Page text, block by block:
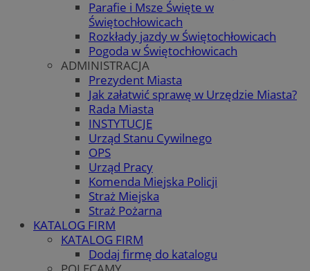
Parafie i Msze Święte w
Świętochłowicach
Rozkłady jazdy w Świętochłowicach
Pogoda w Świętochłowicach
ADMINISTRACJA
Prezydent Miasta
Jak załatwić sprawę w Urzędzie Miasta?
Rada Miasta
INSTYTUCJE
Urząd Stanu Cywilnego
OPS
Urząd Pracy
Komenda Miejska Policji
Straż Miejska
Straż Pożarna
KATALOG FIRM
KATALOG FIRM
Dodaj firmę do katalogu